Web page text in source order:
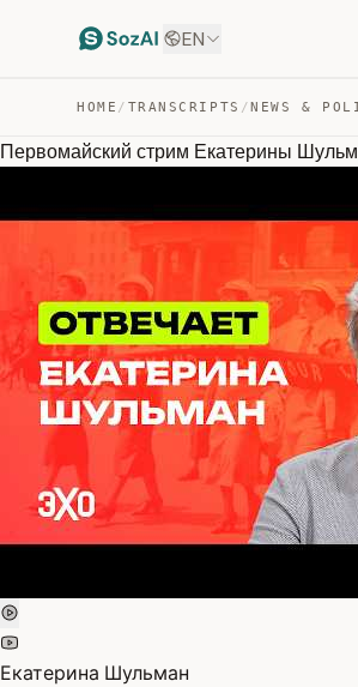
EN
HOME / TRANSCRIPTS /NEWS &
Первомайский стрим Екатерины
Екатерина Шульман